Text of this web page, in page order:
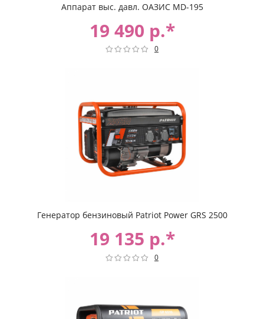
Аппарат выс. давл. ОАЗИС MD-195
19 490 р.*
0
Генератор бензиновый Patriot Power GRS 2500
19 135 р.*
0